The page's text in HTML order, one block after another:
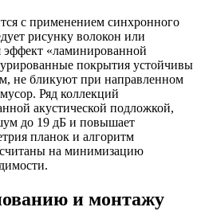
с применением синхронного
рисунку волокон или
эффект «ламинированной
покрытия устойчивы
не бликуют при направленном
Ряд коллекций
акустической подложкой,
до 19 дБ и повышает
планок и алгоритм
на минимизацию
и монтажу